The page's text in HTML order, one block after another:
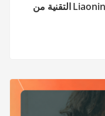
كيف مكنت ONLYOFFICE جامعة Liaoning التقنية من